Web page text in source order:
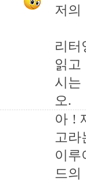
저의
리터
읽
시는
오.
아 !
고
이
드의